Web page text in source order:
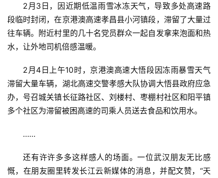
2月3日，因近期低温雨雪冰冻天气，导致多处高速路
段临时封闭，在京港澳高速孝昌县小河镇段，滞留了大量过
往车辆。附近村里的几十名党员群众一起自发拿来泡面和热
水，让外地司机倍感温暖。
2月4日上午10时，京港澳高速大悟段因冻雨暴雪天气
滞留大量车辆，湖北高速交警孝感大队协调大悟县政府应急
办，号召城关镇长征路社区、刘楼村、枣棚村社区和阳平镇
多个社区为滞留被困高速的司乘人员送去食品和饮用水。
……
还有许许多多这样感人的场面。一位武汉朋友无比感
慨，在朋友圈里转发长江云新媒体的消息，并配文赞，“天